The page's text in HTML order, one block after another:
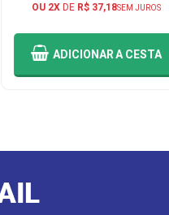
OU 2XDE R$ 37,18SEM JUROS
ADICIONARA CESTA